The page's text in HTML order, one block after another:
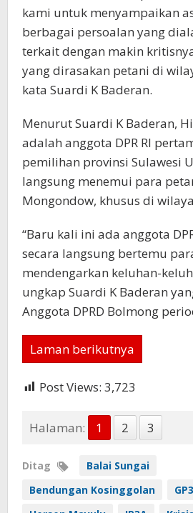
kami untuk menyampaikan
berbagai persoalan yang
terkait dengan makin
yang dirasakan petani di
kata Suardi K Baderan.
Menurut Suardi K Baderan,
adalah anggota DPR RI
pemilihan provinsi Sulawesi
langsung menemui para
Mongondow, khusus di
“Baru kali ini ada anggota
secara langsung bertemu
mendengarkan keluhan-
ungkap Suardi K Baderan
Anggota DPRD Bolmong
Laman berikutnya
Post Views: 3,723
Halaman: 1 2 3
Ditag
Balai Sungai
Bendungan Kosinggolan